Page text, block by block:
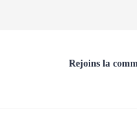
Rejoins la